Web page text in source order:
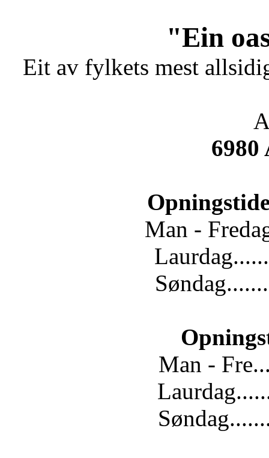
"Ein
Eit av fylkets mest
Man -
Man -